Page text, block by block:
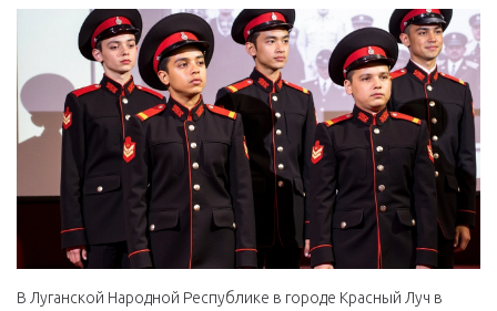
В Луганской Народной Республике в городе Красный Луч в